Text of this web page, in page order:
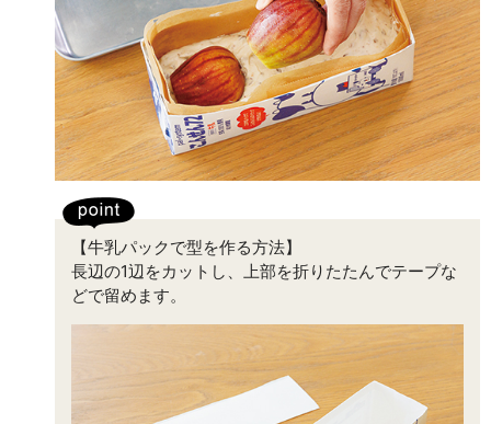
【牛乳パックで型を作る方法】
長辺の1辺をカットし、上部を折りたたんでテープな
どで留めます。